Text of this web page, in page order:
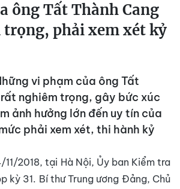
ông Tất Thành Cang
phải xem xét kỷ
vi phạm của ông Tất
nghiêm trọng, gây bức xúc
ảnh hưởng lớn đến uy tín của
phải xem xét, thi hành kỷ
11/2018, tại Hà Nội, Ủy ban Kiểm tra
kỳ 31. Bí thư Trung ương Đảng, Chủ